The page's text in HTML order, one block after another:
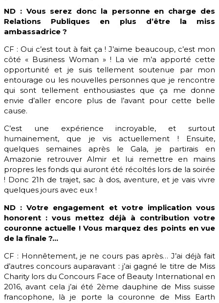
ND : Vous serez donc la personne en charge des
Relations Publiques en plus d’être la miss
ambassadrice ?
CF : Oui c’est tout à fait ça ! J’aime beaucoup, c’est mon
côté « Business Woman » ! La vie m’a apporté cette
opportunité et je suis tellement soutenue par mon
entourage ou les nouvelles personnes que je rencontre
qui sont tellement enthousiastes que ça me donne
envie d’aller encore plus de l’avant pour cette belle
cause.
C’est une expérience incroyable, et surtout
humainement, que je vis actuellement ! Ensuite,
quelques semaines après le Gala, je partirais en
Amazonie retrouver Almir et lui remettre en mains
propres les fonds qui auront été récoltés lors de la soirée
! Donc 21h de trajet, sac à dos, aventure, et je vais vivre
quelques jours avec eux !
ND : Votre engagement et votre implication vous
honorent : vous mettez déjà à contribution votre
couronne actuelle ! Vous marquez des points en vue
de la finale ?…
CF : Honnêtement, je ne cours pas après… J’ai déjà fait
d’autres concours auparavant : j’ai gagné le titre de Miss
Charity lors du Concours Face of Beauty International en
2016, avant cela j’ai été 2ème dauphine de Miss suisse
francophone, là je porte la couronne de Miss Earth